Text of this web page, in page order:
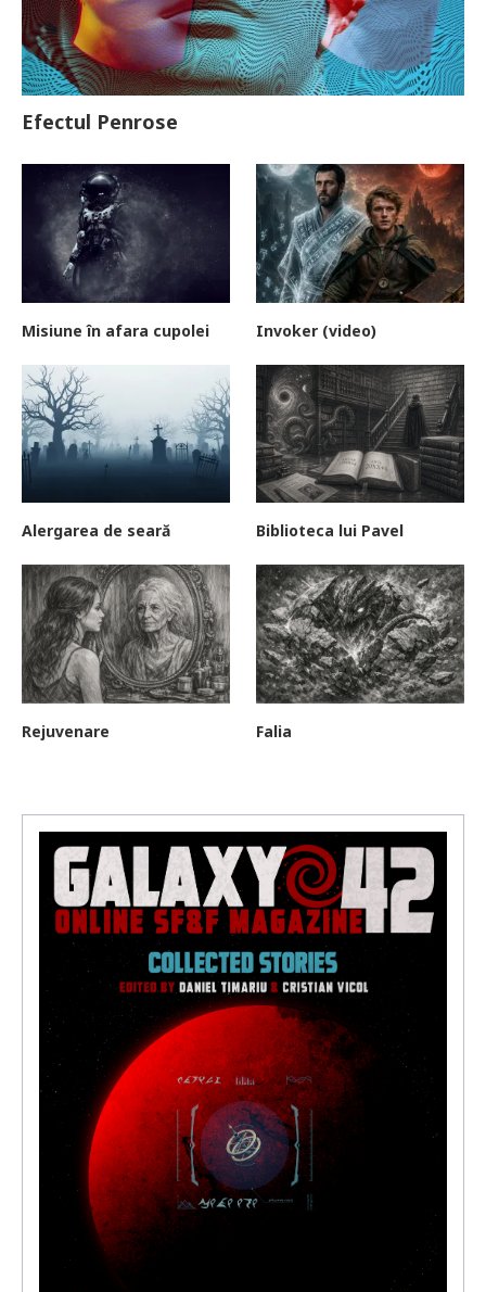
Efectul Penrose
Misiune în afara cupolei Invoker (video)
Alergarea de seară Biblioteca lui Pavel
Rejuvenare Falia